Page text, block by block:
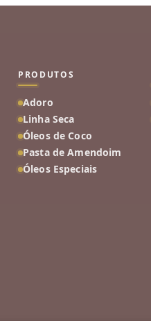
PRODUTOS
Adoro
Linha Seca
Óleos de Coco
Pasta de Amendoim
Óleos Especiais